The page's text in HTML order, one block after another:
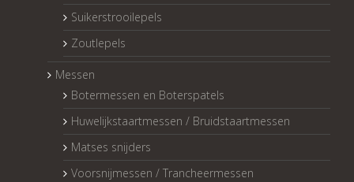
Suikerstrooilepels
Zoutlepels
Messen
Botermessen en Boterspatels
Huwelijkstaartmessen / Bruidstaartmessen
Matses snijders
Voorsnijmessen / Trancheermessen